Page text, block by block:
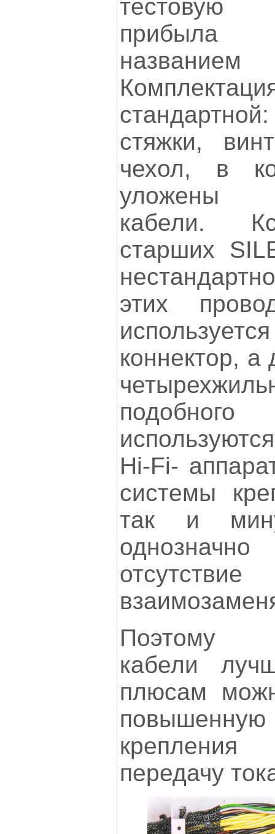
стяжки,
чехол, в
уложены
кабели.
старших
этих
коннектор, а
Hi-Fi-
системы
так и
отсутствие
Поэтому
кабели
плюсам
передачу